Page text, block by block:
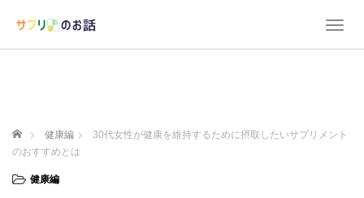
T
a
ホーム 健康編
30代女性が健康を維持するために摂取したいサプリメント
のおすすめとは
健康編